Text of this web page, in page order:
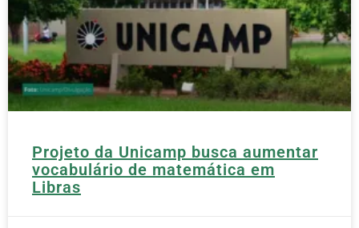
Projeto da Unicamp busca aumentar
vocabulário de matemática em
Libras